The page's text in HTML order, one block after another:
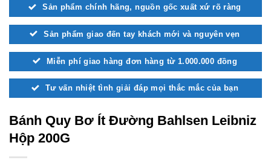
Sản phẩm chính hãng, nguồn gốc xuất xứ rõ ràng
Sản phẩm giao đến tay khách mới và nguyên vẹn
Miễn phí giao hàng đơn hàng từ 1.000.000 đồng
Tư vấn nhiệt tình giải đáp mọi thắc mắc của bạn
Bánh Quy Bơ Ít Đường Bahlsen Leibniz
Hộp 200G